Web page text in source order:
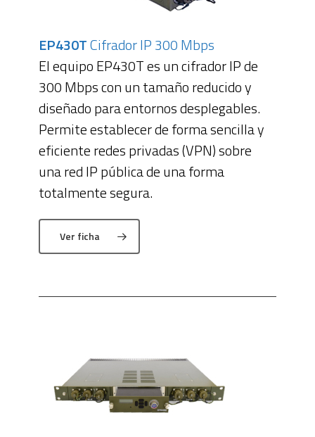
EP430TCifrador IP 300 Mbps
El equipo EP430T es un cifrador IP de
300 Mbps con un tamaño reducido y
diseñado para entornos desplegables.
Permite establecer de forma sencilla y
eficiente redes privadas (VPN) sobre
una red IP pública de una forma
totalmente segura.
Ver ficha